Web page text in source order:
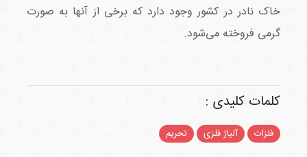
خاک نادر در کشور وجود دارد که برخی‌ از آنها به صورت
گرمی فروخته می‌شود.
کلمات کلیدی :
فلزات آلیاژ فلزی تحریم